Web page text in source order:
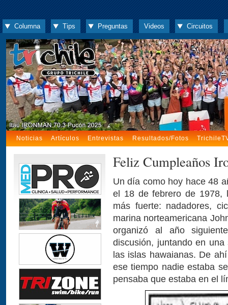
Columna Tips Preguntas Videos Circuitos
Noticias Artículos Entrevistas Resultados/Fotos
Feliz Cumpleaños
Un día como hoy hace 48
el 18 de febrero de 1978,
más fuerte: nadadores,
marina norteamericana
organizó al año
discusión, juntando en
las islas hawaianas. De
ese tiempo nadie estaba
pensaba que estaba en el